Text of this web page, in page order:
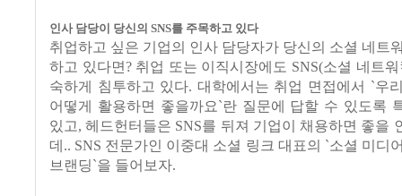
인사 담당이 당신의 SNS를 주목하고 있다
취업하고 싶은 기업의 인사 담당자가 당신의 소셜 네트
하고 있다면? 취업 또는 이직시장에도 SNS(소셜 네트
숙하게 침투하고 있다. 대학에서는 취업 면접에서 `우
어떻게 활용하면 좋을까요`란 질문에 답할 수 있도록
있고,헤드헌터들은 SNS를 뒤져 기업이 채용하면 좋을
데 .. SNS 전문가인 이중대 소셜 링크 대표의 `소셜 미디
브랜딩`을 들어보자.